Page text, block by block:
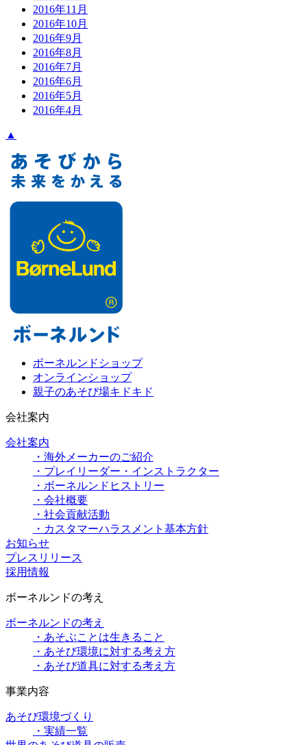
2016年11月
2016年10月
2016年9月
2016年8月
2016年7月
2016年6月
2016年5月
2016年4月
▲
ボーネルンドショップ
オンラインショップ
親子のあそび場キドキド
会社案内
会社案内
・海外メーカーのご紹介
・プレイリーダー・インストラクター
・ボーネルンドヒストリー
・会社概要
・社会貢献活動
・カスタマーハラスメント基本方針
お知らせ
プレスリリース
採用情報
ボーネルンドの考え
ボーネルンドの考え
・あそぶことは生きること
・あそび環境に対する考え方
・あそび道具に対する考え方
事業内容
あそび環境づくり
・実績一覧